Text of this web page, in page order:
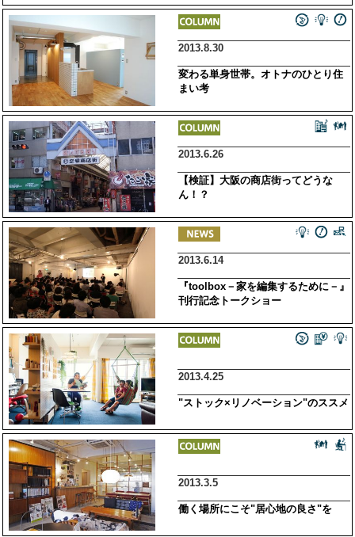
2013.8.30
変わる単身世帯。オトナのひとり住
まい考
2013.6.26
【検証】大阪の商店街ってどうな
ん！？
2013.6.14
『toolbox－家を編集するために－』
刊行記念トークショー
2013.4.25
"ストック×リノベーション"のススメ
2013.3.5
働く場所にこそ"居心地の良さ"を